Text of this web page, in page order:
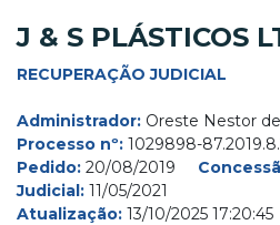
J & S PLÁSTICOS
RECUPERAÇÃO JUDICIAL
Administrador: Oreste Nestor
Processo nº: 1029898-
Pedido: 20/08/2019
Judicial: 11/05/2021
Atualização: 13/10/2025 17:20:45